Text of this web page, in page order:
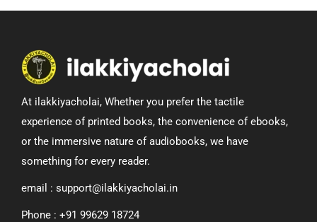
At ilakkiyacholai, Whether you prefer the tactile
experience of printed books, the convenience of ebooks,
or the immersive nature of audiobooks, we have
something for every reader.
email : support@ilakkiyacholai.in
Phone : +91 99629 18724